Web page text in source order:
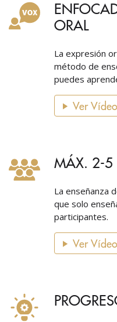
ORAL
La expresión
método de
puedes
Ver Vídeo
MÁX. 2-5
La enseñanza
que solo
participantes.
Ver Vídeo